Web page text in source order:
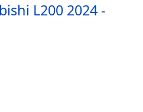
L200 2024 -